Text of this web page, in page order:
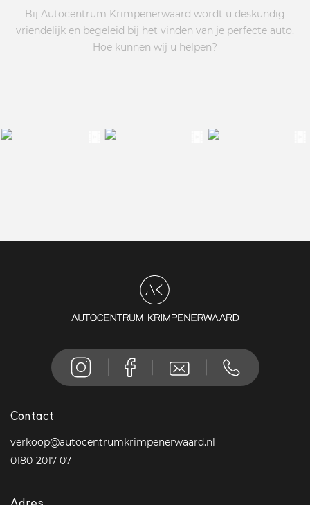
Bij Autocentrum Krimpenerwaard wordt u deskundig
vriendelijk en begeleid bij het vinden van je perfecte auto.
Hoe kunnen wij u helpen?
Contact
verkoop@autocentrumkrimpenerwaard.nl
0180-2017 07